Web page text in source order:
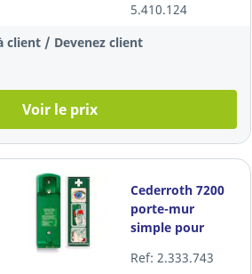
5.410.124
client / Devenez client
Voir le prix
Cederroth 7200
porte-mur
simple pour
oculaire
Ref: 2.333.743